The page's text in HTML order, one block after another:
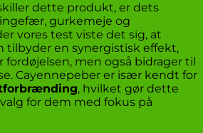
dette produkt, er dets
gurkemeje og
vores test viste det sig, at
tilbyder en synergistisk effekt,
men også bidrager til
Cayennepeber er især kendt for
, hvilket gør dette
for dem med fokus på